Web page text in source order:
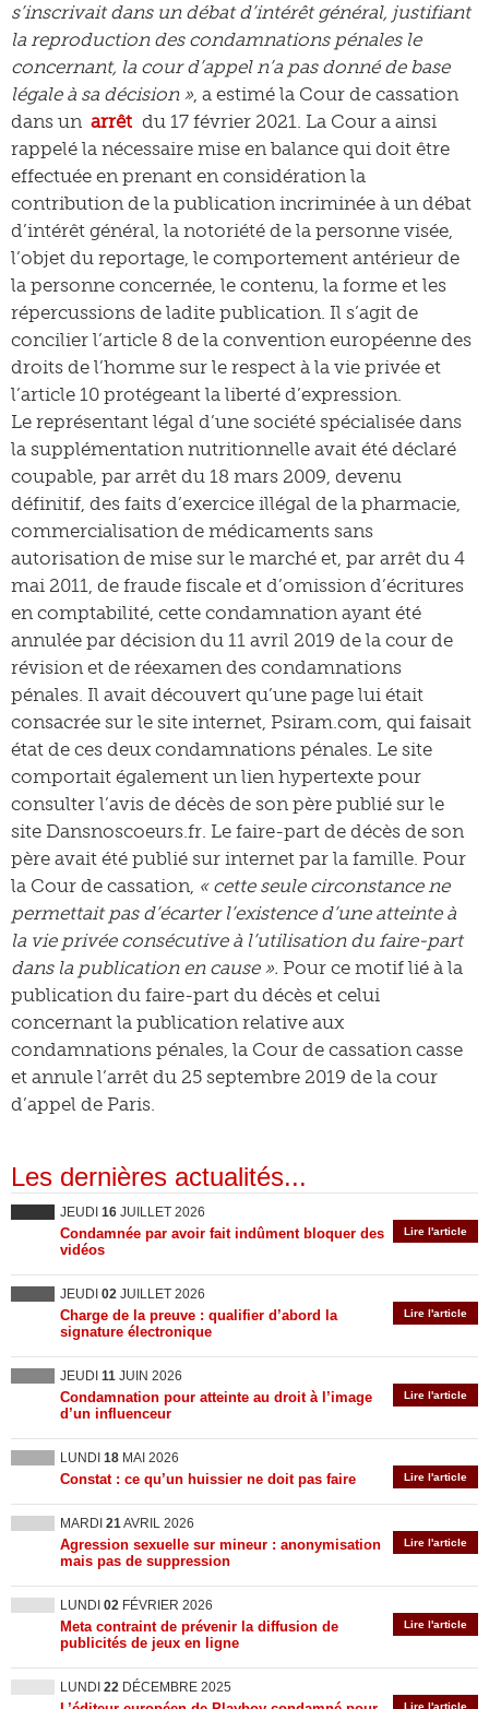
s’inscrivait dans un débat d’intérêt général, justifiant
la reproduction des condamnations pénales le
concernant, la cour d’appel n’a pas donné de base
légale à sa décision », a estimé la Cour de cassation
dans un arrêt du 17 février 2021. La Cour a ainsi
rappelé la nécessaire mise en balance qui doit être
effectuée en prenant en considération la
contribution de la publication incriminée à un débat
d’intérêt général, la notoriété de la personne visée,
l’objet du reportage, le comportement antérieur de
la personne concernée, le contenu, la forme et les
répercussions de ladite publication. Il s’agit de
concilier l’article 8 de la convention européenne des
droits de l’homme sur le respect à la vie privée et
l’article 10 protégeant la liberté d’expression.
Le représentant légal d’une société spécialisée dans
la supplémentation nutritionnelle avait été déclaré
coupable, par arrêt du 18 mars 2009, devenu
définitif, des faits d’exercice illégal de la pharmacie,
commercialisation de médicaments sans
autorisation de mise sur le marché et, par arrêt du 4
mai 2011, de fraude fiscale et d’omission d’écritures
en comptabilité, cette condamnation ayant été
annulée par décision du 11 avril 2019 de la cour de
révision et de réexamen des condamnations
pénales. Il avait découvert qu’une page lui était
consacrée sur le site internet, Psiram.com, qui faisait
état de ces deux condamnations pénales. Le site
comportait également un lien hypertexte pour
consulter l’avis de décès de son père publié sur le
site Dansnoscoeurs.fr. Le faire-part de décès de son
père avait été publié sur internet par la famille. Pour
la Cour de cassation, « cette seule circonstance ne
permettait pas d’écarter l’existence d’une atteinte à
la vie privée consécutive à l’utilisation du faire-part
dans la publication en cause ». Pour ce motif lié à la
publication du faire-part du décès et celui
concernant la publication relative aux
condamnations pénales, la Cour de cassation casse
et annule l’arrêt du 25 septembre 2019 de la cour
d’appel de Paris.
Les dernières actualités...
JEUDI 16 JUILLET 2026
Lire l'article
Condamnée par avoir fait indûment bloquer des
vidéos
JEUDI 02 JUILLET 2026
Lire l'article
Charge de la preuve : qualifier d’abord la
signature électronique
JEUDI 11 JUIN 2026
Lire l'article
Condamnation pour atteinte au droit à l’image
d’un influenceur
LUNDI 18 MAI 2026
Lire l'article
Constat : ce qu’un huissier ne doit pas faire
MARDI 21AVRIL 2026
Lire l'article
Agression sexuelle sur mineur : anonymisation
mais pas de suppression
LUNDI 02 FÉVRIER 2026
Lire l'article
Meta contraint de prévenir la diffusion de
publicités de jeux en ligne
LUNDI 22 DÉCEMBRE 2025
Lire l'article